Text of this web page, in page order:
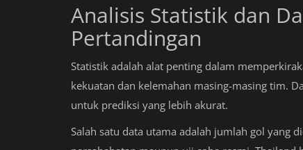
Analisis Statistik dan
Pertandingan
Statistik adalah alat penting dalam
kekuatan dan kelemahan masing-masing tim.
untuk prediksi yang lebih akurat.
Salah satu data utama adalah jumlah gol yang